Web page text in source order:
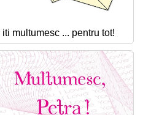
multumesc ... pentru tot!